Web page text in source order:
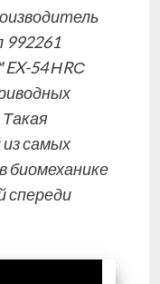
992261
EX-54 НRС
самых
биомеханике
спереди